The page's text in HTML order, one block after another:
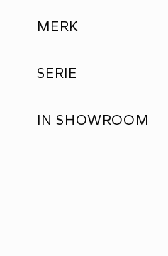
MERK
SERIE
IN SHOWROOM